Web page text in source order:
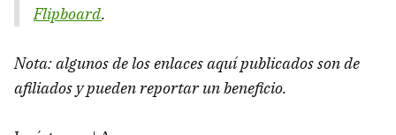
Flipboard.
Nota: algunos de los enlaces aquí publicados son de
afiliados y pueden reportar un beneficio.